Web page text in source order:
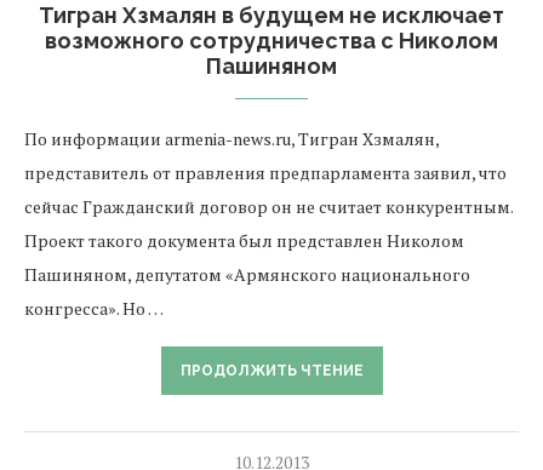
Тигран Хзмалян в будущем не исключает
возможного сотрудничества с Николом
Пашиняном
По информации armenia-news.ru, Тигран Хзмалян,
представитель от правления предпарламента заявил, что
сейчас Гражданский договор он не считает конкурентным.
Проект такого документа был представлен Николом
Пашиняном, депутатом «Армянского национального
конгресса». Но …
ПРОДОЛЖИТЬ ЧТЕНИЕ
10.12.2013